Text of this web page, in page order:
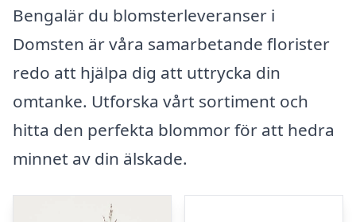
Bengalär du blomsterleveranser i
Domsten är våra samarbetande florister
redo att hjälpa dig att uttrycka din
omtanke. Utforska vårt sortiment och
hitta den perfekta blommor för att hedra
minnet av din älskade.